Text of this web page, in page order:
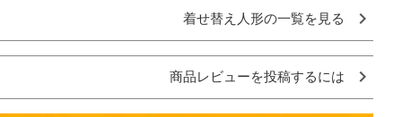
着せ替え人形の一覧を見る
商品レビューを投稿するには